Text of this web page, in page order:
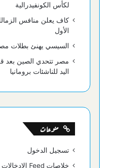
لكأس الكونفيدرالية
كاف يعلن منافس
الأول
السيسي يهنئ بطلات
مصر تتحدي الصين بعد
اليد للناشئات برومانيا
منوعات
تسجيل الدخول
خلاصات Feed الإدخالات